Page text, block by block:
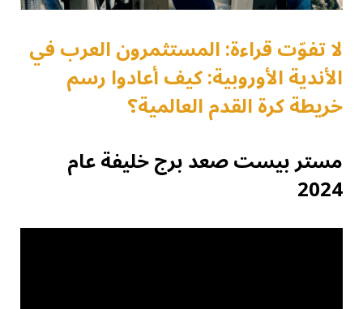
لا تفوّت قراءة: المستثمرون العرب في
الأندية الأوروبية: كيف أعادوا رسم
خريطة كرة القدم العالمية؟
مستر بيست صعد برج خليفة عام
2024